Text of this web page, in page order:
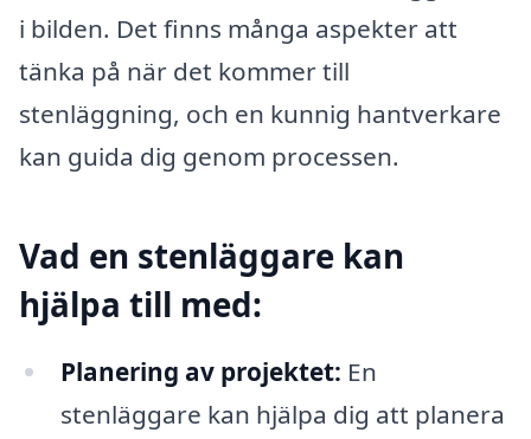
i bilden. Det finns många aspekter att
tänka på när det kommer till
stenläggning, och en kunnig hantverkare
kan guida dig genom processen.
Vad en stenläggare kan
hjälpa till med:
Planering av projektet: En
stenläggare kan hjälpa dig att planera